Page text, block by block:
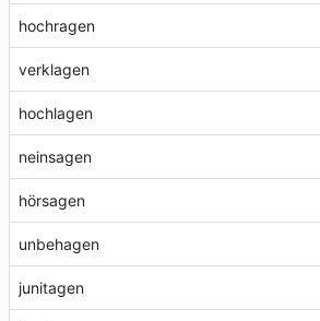
hochragen
verklagen
hochlagen
neinsagen
hörsagen
unbehagen
junitagen